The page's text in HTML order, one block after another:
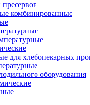
комбинированные
для хлебопекарных
оборудования